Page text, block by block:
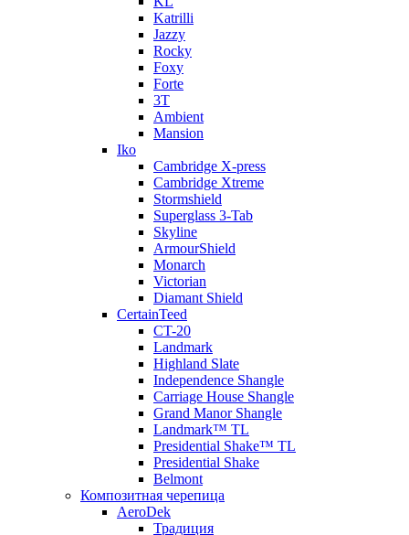
Katrilli
Jazzy
Rocky
Foxy
Forte
3T
Ambient
Mansion
Iko
Cambridge X-press
Cambridge Xtreme
Stormshield
Superglass 3-Tab
Skyline
ArmourShield
Monarch
Victorian
Diamant Shield
CertainTeed
CT-20
Landmark
Highland Slate
Independence Shangle
Carriage House Shangle
Grand Manor Shangle
Landmark™ TL
Presidential Shake™ TL
Presidential Shake
Belmont
Композитная черепица
AeroDek
Традиция